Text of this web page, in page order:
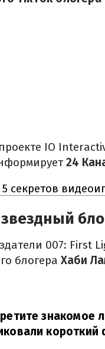
IO
24
5 секретов
007: First
блогера Хаби
знакомое
короткий